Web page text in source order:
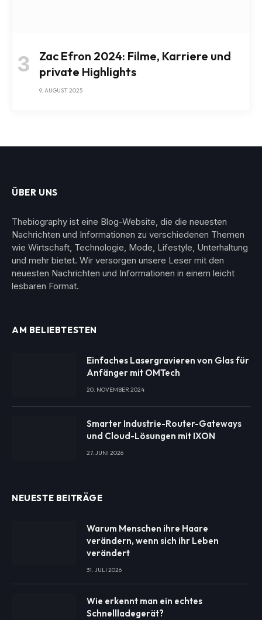
Zac Efron 2024: Filme, Karriere und
private Highlights
9. AUGUST 2025
ÜBER UNS
Thebiography ist eine Blog-Website, die die neuesten
Nachrichten und Informationen zu verschiedenen Themen
wie Wirtschaft, Technologie, Mode, Lifestyle, Unterhaltung
und mehr bietet. Wir versorgen unsere Leser mit den
neuesten Nachrichten und Informationen in einem leicht
lesbaren Format.
AM BELIEBTESTEN
Einfaches Lasergravieren von Glas für
Anfänger mit OMTech
20. NOVEMBER 2024
Smarter Industrie-Router-Gateways
und Cloud-Lösungen mit IXON
27. JUNI 2026
NEUESTE BEITRÄGE
Warum Menschen ihre Haare
verändern, wenn sich ihr Leben
verändert
31. JULI 2026
Wie erkennt man ein echtes
Schnellladegerät?